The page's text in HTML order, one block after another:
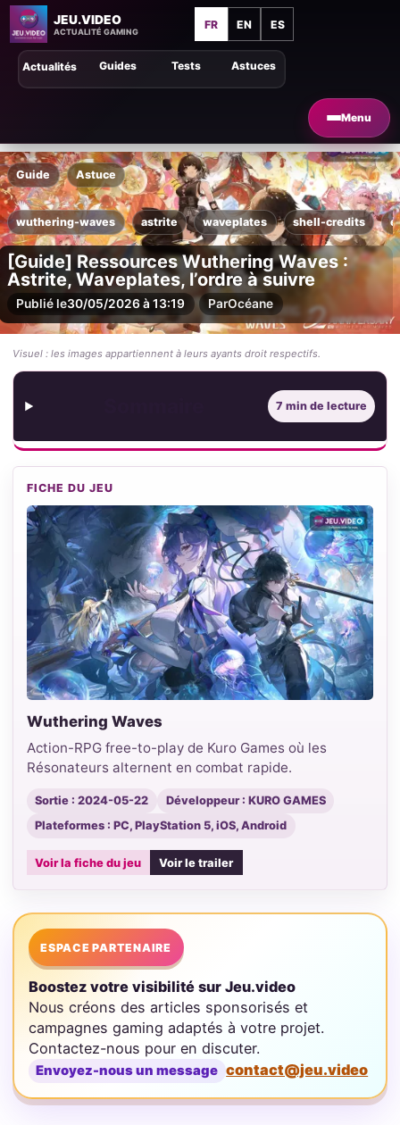
JEU.VIDEO
ACTUALITÉ GAMING
FR EN ES
Menu
Astuces
Guides Tests
Actualités
Guide Astuce
wuthering-waves astrite waveplates shell-credits
[Guide] Ressources Wuthering Waves :
Astrite, Waveplates, l’ordre à suivre
Publié le30/05/2026 à 13:19 ParOcéane
Visuel : les images appartiennent à leurs ayants droit respectifs.
7 min de lecture
FICHE DU JEU
Wuthering Waves
Action-RPG free-to-play de Kuro Games où les
Résonateurs alternent en combat rapide.
Sortie : 2024-05-22
Développeur : KURO GAMES
Plateformes : PC, PlayStation 5, iOS, Android
Voir la fiche du jeu Voir le trailer
ESPACE PARTENAIRE
Boostez votre visibilité sur Jeu.video
Nous créons des articles sponsorisés et
campagnes gaming adaptés à votre projet.
Contactez-nous pour en discuter.
Envoyez-nous un message contact@jeu.video